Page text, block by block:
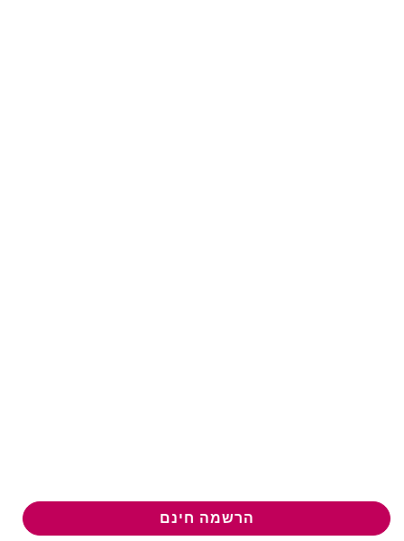
הרשמה חינם